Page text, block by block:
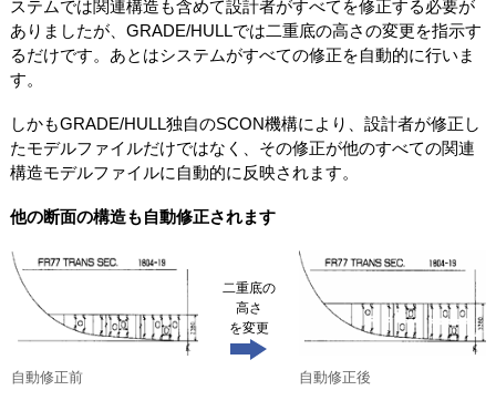
ステムでは関連構造も含めて設計者がすべてを修正する必要が
ありましたが、GRADE/HULLでは二重底の高さの変更を指示す
るだけです。あとはシステムがすべての修正を自動的に行いま
す。
しかもGRADE/HULL独自のSCON機構により、設計者が修正し
たモデルファイルだけではなく、その修正が他のすべての関連
構造モデルファイルに自動的に反映されます。
他の断面の構造も自動修正されます
自動修正前
二重底の
高さ
を変更
自動修正後